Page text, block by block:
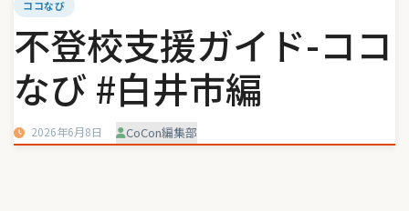
ココなび
不登校支援ガイド-ココ
なび #白井市編
2026年6月8日 CoCon編集部